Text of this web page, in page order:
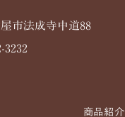
市法成寺中道88
3232
商品紹介